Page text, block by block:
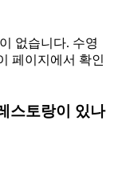
없습니다. 수영
페이지에서 확인
스토랑이 있나